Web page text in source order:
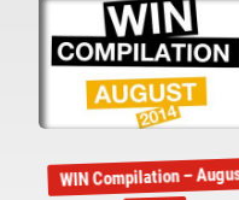
WIN Compilation –